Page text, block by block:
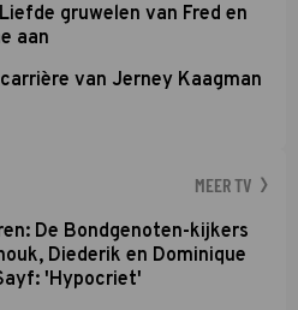
gruwelen van Fred en
aan
van Jerney Kaagman
MEER TV
De Bondgenoten-kijkers
Diederik en Dominique
'Hypocriet'